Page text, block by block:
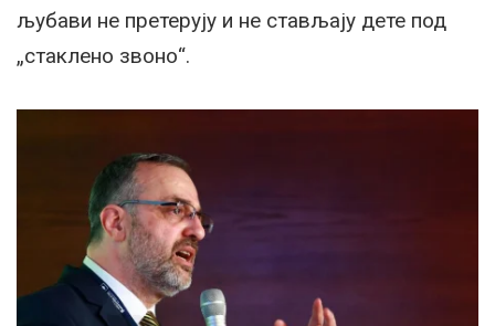
љубави не претерују и не стављају дете под
„стаклено звоно“.